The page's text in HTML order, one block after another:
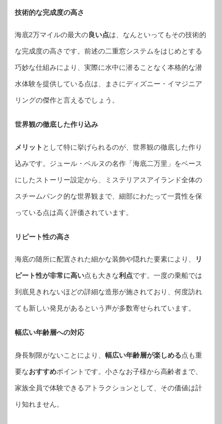
技術的な完成度の高さ
海底2万マイルの最大の良い点は、なんといってもその技術的
な完成度の高さです。前述の二重窓システムをはじめとする
巧妙な仕組みにより、実際に水中に潜ることなく本格的な潜
水体験を提供している点は、まさにディズニー・イマジニア
リングの傑作と言えるでしょう。
世界観の徹底した作り込み
メリット として特に挙げられるのが、世界観の徹底した作り
込みです。ジュール・ベルヌの名作「海底二万里」をベース
にしたストーリー設定から、ミステリアスアイランド全体の
スチームパンク的な世界観まで、細部にわたって一貫性を保
っている点は高く評価されています。
リピート性の高さ
海底の随所に配置された細かな装飾や隠れた要素により、 リ
ピート性が非常に高い点も大きな利点です。一度の乗船では
到底見きれないほどの詳細な造形が施されており、何度訪れ
ても新しい発見があるという声が多数寄せられています。
幅広い年齢層への対応
身長制限がないことにより、 幅広い年齢層が楽しめる点も重
要なおすすめポイントです。小さなお子様から高齢者まで、
家族全員で体験できるアトラクションとして、その価値は計
り知れません。